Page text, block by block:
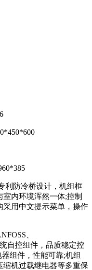
防冷桥设计，机组框
内环境浑然一体;控制
采用中文提示菜单，操作
、
自控组件，品质稳定控
组件，性能可靠;机组
机过载继电器等多重保